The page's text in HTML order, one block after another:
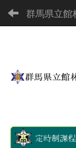
群馬県立館